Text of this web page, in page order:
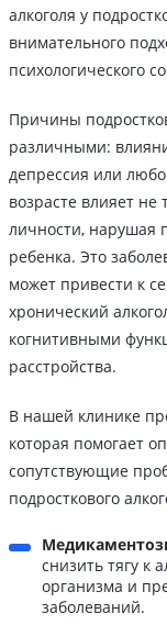
алкоголя у
внимательного
психологического
Причины
различными:
депрессия или
возрасте влияет не
личности, нарушая
ребенка. Это
может привести к
хронический
когнитивными
расстройства.
В нашей клинике
которая помогает
сопутствующие
подросткового
снизить тягу к
организма и
заболеваний.